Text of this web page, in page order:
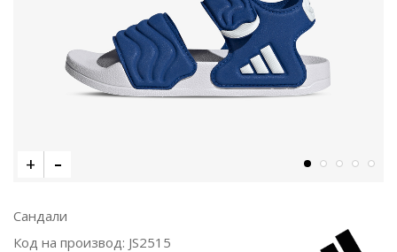
Сандали
Код на производ: JS2515